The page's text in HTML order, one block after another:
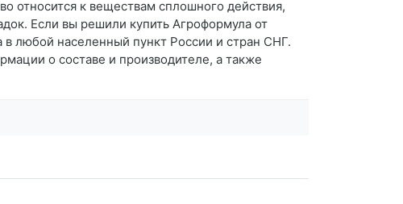
относится к веществам сплошного действия,
Если вы решили купить Агроформула от
в любой населенный пункт России и стран СНГ.
о составе и производителе, а также